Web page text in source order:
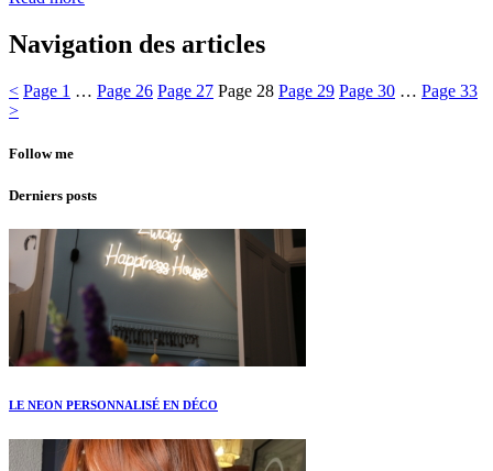
Navigation des articles
< Page 1 … Page 26 Page 27 Page 28 Page 29 Page 30 … Page 33
>
Follow me
Derniers posts
LE NEON PERSONNALISÉ EN DÉCO